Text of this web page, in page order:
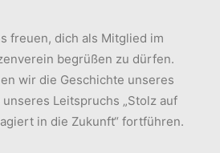
freuen, dich als Mitglied im
begrüßen zu dürfen.
wir die Geschichte unseres
Leitspruchs „Stolz auf
in die Zukunft“ fortführen.